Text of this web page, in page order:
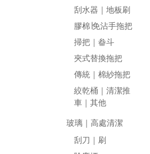
刮水器｜地板刷
膠棉∣免沾手拖把
掃把｜畚斗
夾式替換拖把
傳統｜棉紗拖把
絞乾桶｜清潔推
車｜其他
玻璃｜高處清潔
刮刀｜刷